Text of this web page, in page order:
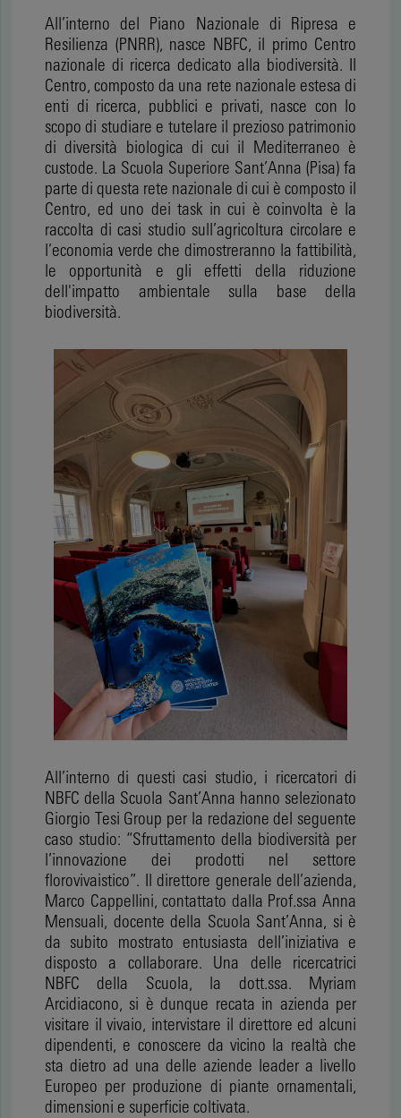
All’interno del Piano Nazionale di Ripresa e
Resilienza (PNRR), nasce NBFC, il primo Centro
nazionale di ricerca dedicato alla biodiversità. Il
Centro, composto da una rete nazionale estesa di
enti di ricerca, pubblici e privati, nasce con lo
scopo di studiare e tutelare il prezioso patrimonio
di diversità biologica di cui il Mediterraneo è
custode. La Scuola Superiore Sant’Anna (Pisa) fa
parte di questa rete nazionale di cui è composto il
Centro, ed uno dei task in cui è coinvolta è la
raccolta di casi studio sull’agricoltura circolare e
l’economia verde che dimostreranno la fattibilità,
le opportunità e gli effetti della riduzione
dell'impatto ambientale sulla base della
biodiversità.
All’interno di questi casi studio, i ricercatori di
NBFC della Scuola Sant’Anna hanno selezionato
Giorgio Tesi Group per la redazione del seguente
caso studio: “Sfruttamento della biodiversità per
l’innovazione dei prodotti nel settore
florovivaistico”. Il direttore generale dell’azienda,
Marco Cappellini, contattato dalla Prof.ssa Anna
Mensuali, docente della Scuola Sant’Anna, si è
da subito mostrato entusiasta dell’iniziativa e
disposto a collaborare. Una delle ricercatrici
NBFC della Scuola, la dott.ssa. Myriam
Arcidiacono, si è dunque recata in azienda per
visitare il vivaio, intervistare il direttore ed alcuni
dipendenti, e conoscere da vicino la realtà che
sta dietro ad una delle aziende leader a livello
Europeo per produzione di piante ornamentali,
dimensioni e superficie coltivata.